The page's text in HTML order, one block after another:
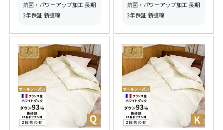
抗菌・パワーアップ加工 長期
3年保証 新彊綿
抗菌・パワーアップ加工 長期
3年保証 新彊綿